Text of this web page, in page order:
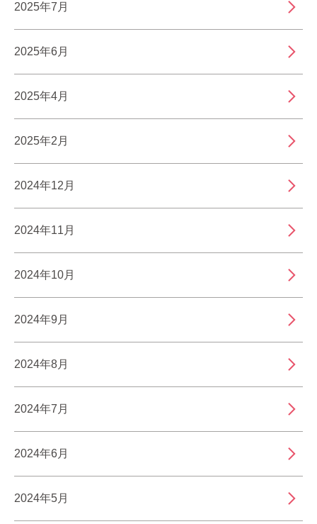
2025年7月
2025年6月
2025年4月
2025年2月
2024年12月
2024年11月
2024年10月
2024年9月
2024年8月
2024年7月
2024年6月
2024年5月